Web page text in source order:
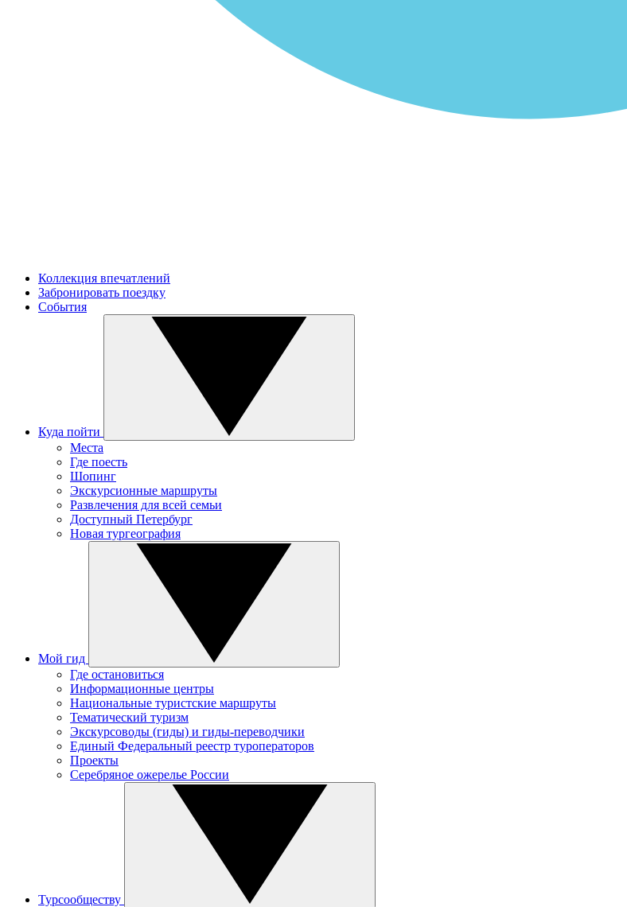
Коллекция впечатлений
Забронировать поездку
События
Куда пойти
Места
Где поесть
Шопинг
Экскурсионные маршруты
Развлечения для всей семьи
Доступный Петербург
Новая тургеография
Мой гид
Где остановиться
Информационные центры
Национальные туристские маршруты
Тематический туризм
Экскурсоводы (гиды) и гиды-переводчики
Единый Федеральный реестр туроператоров
Проекты
Серебряное ожерелье России
Турсообществу